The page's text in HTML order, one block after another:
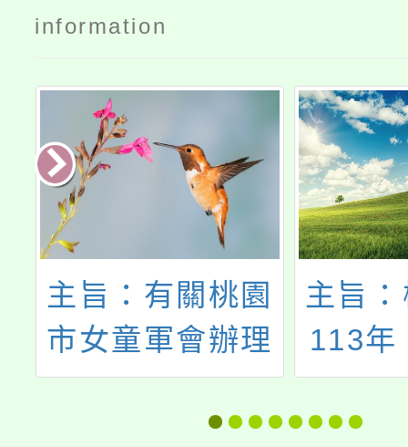
information
主旨：有關桃園
市女童軍會辦理
「桃園市女童軍
會114年城市悠
主旨
113年
達人─
GO！